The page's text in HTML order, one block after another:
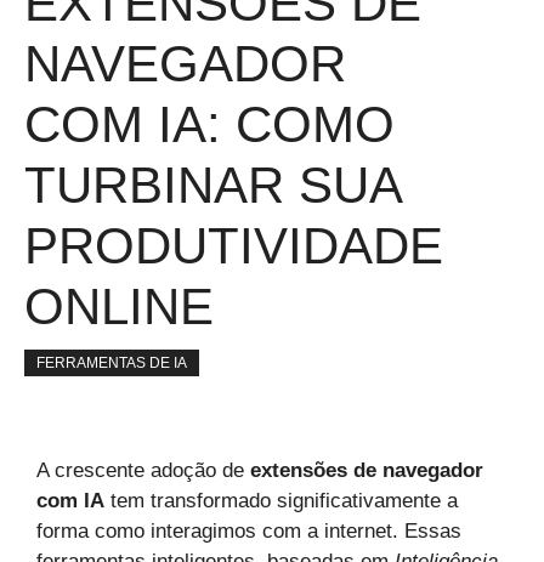
NAVEGADOR
COM IA: COMO
TURBINAR SUA
PRODUTIVIDADE
ONLINE
FERRAMENTAS DE IA
A crescente adoção de extensões de navegador
com IA tem transformado significativamente a
forma como interagimos com a internet. Essas